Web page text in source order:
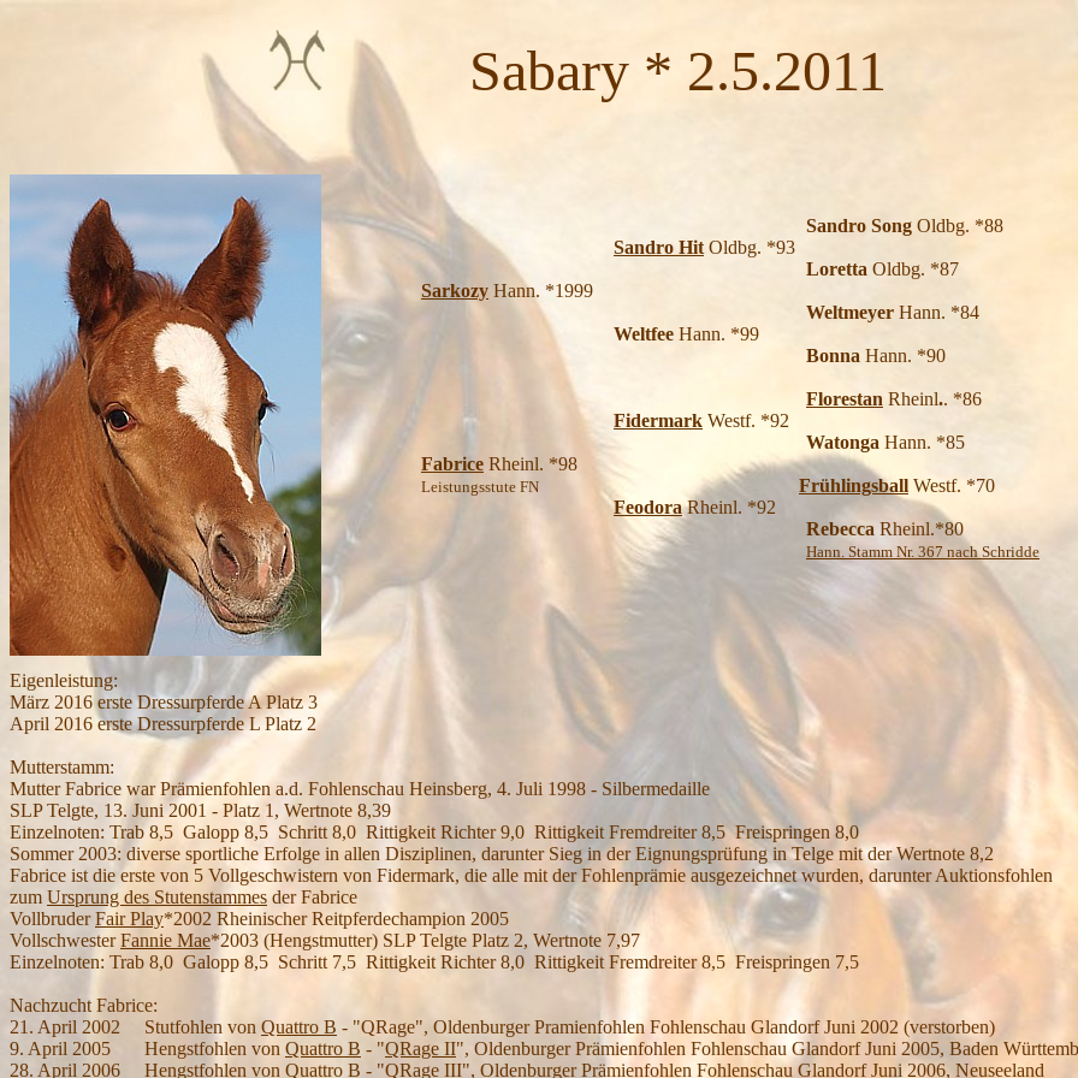
Sabary * 2.5.2011
Sandro Song Oldbg. *88
Sandro Hit Oldbg. *93
Loretta Oldbg. *87
Sarkozy Hann. *1999
Weltmeyer Hann. *84
Weltfee Hann. *99
Bonna Hann. *90
Florestan Rheinl.. *86
Fidermark Westf. *92
Watonga Hann. *85
Fabrice Rheinl. *98
Leistungsstute FN Frühlingsball Westf. *70
FeodoraRheinl. *92
Rebecca Rheinl.*80
Hann. Stamm Nr. 367 nach Schridde
Eigenleistung:
März 2016 erste Dressurpferde A Platz 3
April 2016 erste Dressurpferde L Platz 2
Mutterstamm:
Mutter Fabrice war Prämienfohlen a.d. Fohlenschau Heinsberg, 4. Juli 1998 - Silbermedaille
SLP Telgte, 13. Juni 2001 - Platz 1, Wertnote 8,39
Einzelnoten: Trab 8,5 Galopp 8,5 Schritt 8,0 Rittigkeit Richter 9,0 Rittigkeit Fremdreiter 8,5 Freispringen 8,0
Sommer 2003: diverse sportliche Erfolge in allen Disziplinen, darunter Sieg in der Eignungsprüfung in Telge mit der Wertnote 8,2
Fabrice ist die erste von 5 Vollgeschwistern von Fidermark, die alle mit der Fohlenprämie ausgezeichnet wurden, darunter Auktionsfohlen
zum Ursprung des Stutenstammes der Fabrice
VollbruderFair Play*2002 Rheinischer Reitpferdechampion 2005
VollschwesterFannie Mae*2003 (Hengstmutter) SLP Telgte Platz 2, Wertnote 7,97
Einzelnoten: Trab 8,0 Galopp 8,5 Schritt 7,5 Rittigkeit Richter 8,0 Rittigkeit Fremdreiter 8,5 Freispringen 7,5
Nachzucht Fabrice:
21. April 2002 Stutfohlen von Quattro B - "QRage", Oldenburger Pramienfohlen Fohlenschau Glandorf Juni 2002 (verstorben)
9. April 2005 Hengstfohlen von Quattro B - "QRage II", Oldenburger Prämienfohlen Fohlenschau Glandorf Juni 2005, Baden
28. April 2006 Hengstfohlen von Quattro B - "QRage III", Oldenburger Prämienfohlen Fohlenschau Glandorf Juni 2006, Neuseeland